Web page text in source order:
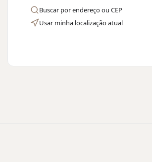
Buscar por endereço ou CEP
Usar minha localização atual